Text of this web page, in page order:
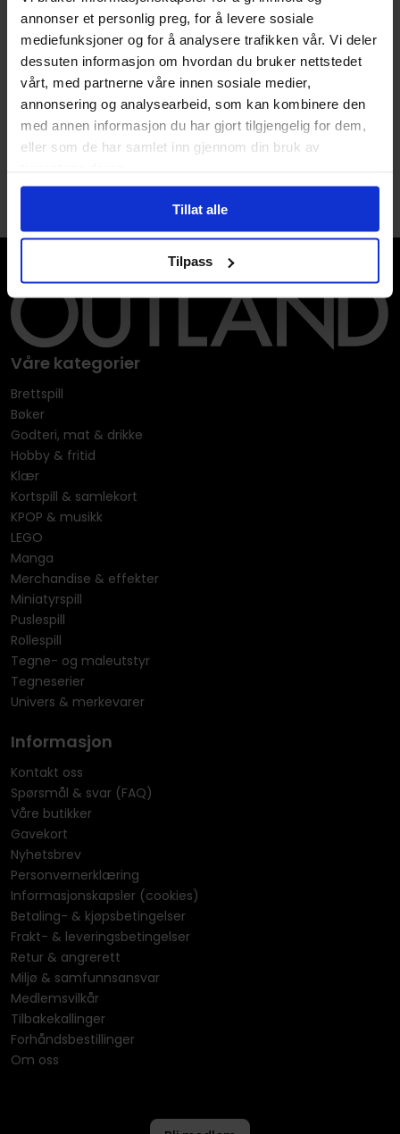
annonser et personlig preg, for å levere sosiale
mediefunksjoner og for å analysere trafikken vår. Vi deler
dessuten informasjon om hvordan du bruker nettstedet
vårt, med partnerne våre innen sosiale medier,
annonsering og analysearbeid, som kan kombinere den
med annen informasjon du har gjort tilgjengelig for dem,
eller som de har samlet inn gjennom din bruk av
Tillat alle
Tilpass
Avansert Format
Maling Air
Produsent
The Army Painter
Farge
Beigeog Rosa
Våre kategorier
Brettspill
Bøker
Godteri, mat & drikke
Hobby & fritid
Klær
Kortspill & samlekort
KPOP & musikk
LEGO
Manga
Merchandise & effekter
Miniatyrspill
Puslespill
Rollespill
Tegne- og maleutstyr
Tegneserier
Univers & merkevarer
Informasjon
Kontakt oss
Spørsmål & svar (FAQ)
Våre butikker
Gavekort
Nyhetsbrev
Personvernerklæring
Informasjonskapsler (cookies)
Betaling- & kjøpsbetingelser
Frakt- & leveringsbetingelser
Retur & angrerett
Miljø & samfunnsansvar
Medlemsvilkår
Tilbakekallinger
Forhåndsbestillinger
Om oss